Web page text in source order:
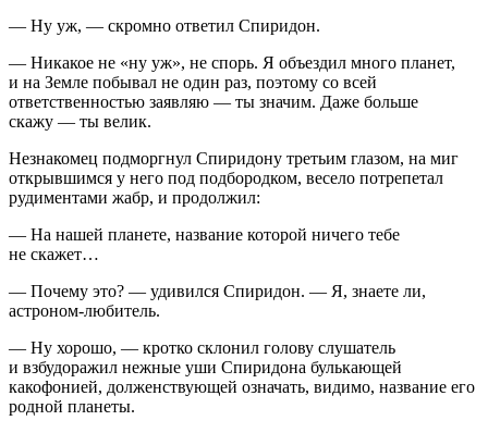
— Ну уж, — скромно ответил Спиридон.
— Никакое не «ну уж», не спорь. Я объездил много планет,
и на Земле побывал не один раз, поэтому со всей
ответственностью заявляю — ты значим. Даже больше
скажу — ты велик.
Незнакомец подморгнул Спиридону третьим глазом, на миг
открывшимся у него под подбородком, весело потрепетал
рудиментами жабр, и продолжил:
— На нашей планете, название которой ничего тебе
не скажет…
— Почему это? — удивился Спиридон. — Я, знаете ли,
астроном-любитель.
— Ну хорошо, — кротко склонил голову слушатель
и взбудоражил нежные уши Спиридона булькающей
какофонией, долженствующей означать, видимо, название его
родной планеты.